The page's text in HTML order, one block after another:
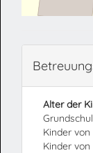
Alter der
Kinder
Kinder